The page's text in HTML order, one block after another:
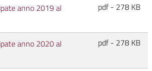
anno 2019 al
pdf - 278 KB
anno 2020 al
pdf - 278 KB